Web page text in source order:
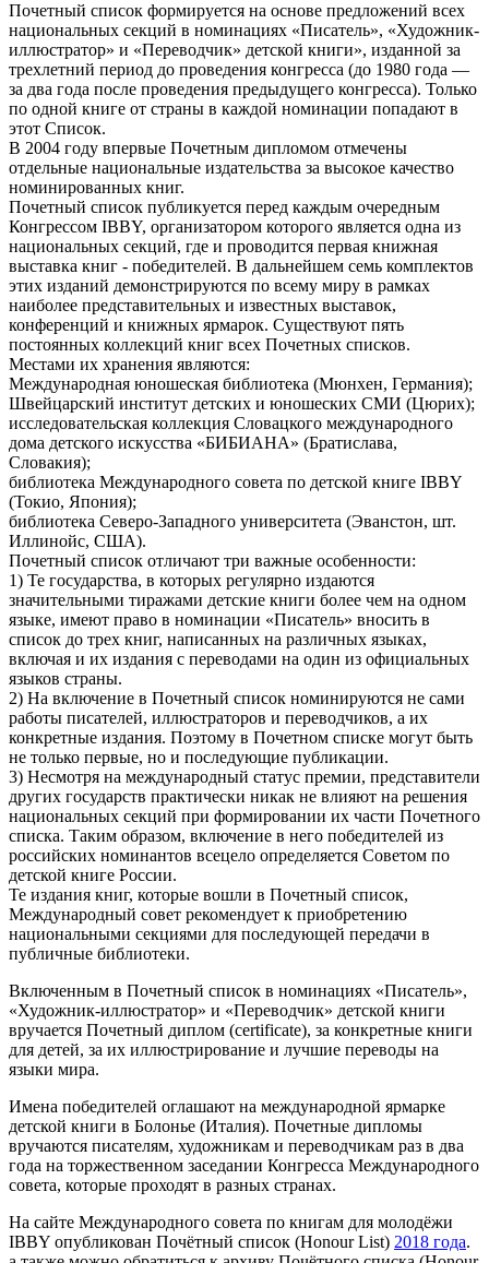
Почетный список формируется на основе предложений всех
национальных секций в номинациях «Писатель», «Художник-
иллюстратор» и «Переводчик» детской книги», изданной за
трехлетний период до проведения конгресса (до 1980 года —
за два года после проведения предыдущего конгресса). Только
по одной книге от страны в каждой номинации попадают в
этот Список.
В 2004 году впервые Почетным дипломом отмечены
отдельные национальные издательства за высокое качество
номинированных книг.
Почетный список публикуется перед каждым очередным
Конгрессом IBBY, организатором которого является одна из
национальных секций, где и проводится первая книжная
выставка книг - победителей. В дальнейшем семь комплектов
этих изданий демонстрируются по всему миру в рамках
наиболее представительных и известных выставок,
конференций и книжных ярмарок. Существуют пять
постоянных коллекций книг всех Почетных списков.
Местами их хранения являются:
Международная юношеская библиотека (Мюнхен, Германия);
Швейцарский институт детских и юношеских СМИ (Цюрих);
исследовательская коллекция Словацкого международного
дома детского искусства «БИБИАНА» (Братислава,
Словакия);
библиотека Международного совета по детской книге IBBY
(Токио, Япония);
библиотека Северо-Западного университета (Эванстон, шт.
Иллинойс, США).
Почетный список отличают три важные особенности:
1) Те государства, в которых регулярно издаются
значительными тиражами детские книги более чем на одном
языке, имеют право в номинации «Писатель» вносить в
список до трех книг, написанных на различных языках,
включая и их издания с переводами на один из официальных
языков страны.
2) На включение в Почетный список номинируются не сами
работы писателей, иллюстраторов и переводчиков, а их
конкретные издания. Поэтому в Почетном списке могут быть
не только первые, но и последующие публикации.
3) Несмотря на международный статус премии, представители
других государств практически никак не влияют на решения
национальных секций при формировании их части Почетного
списка. Таким образом, включение в него победителей из
российских номинантов всецело определяется Советом по
детской книге России.
Те издания книг, которые вошли в Почетный список,
Международный совет рекомендует к приобретению
национальными секциями для последующей передачи в
публичные библиотеки.
Включенным в Почетный список в номинациях «Писатель»,
«Художник-иллюстратор» и «Переводчик» детской книги
вручается Почетный диплом (certificate), за конкретные книги
для детей, за их иллюстрирование и лучшие переводы на
языки мира.
Имена победителей оглашают на международной ярмарке
детской книги в Болонье (Италия). Почетные дипломы
вручаются писателям, художникам и переводчикам раз в два
года на торжественном заседании Конгресса Международного
совета, которые проходят в разных странах.
На сайте Международного совета по книгам для молодёжи
IBBY опубликован Почëтный список (Honour List) 2018 года.